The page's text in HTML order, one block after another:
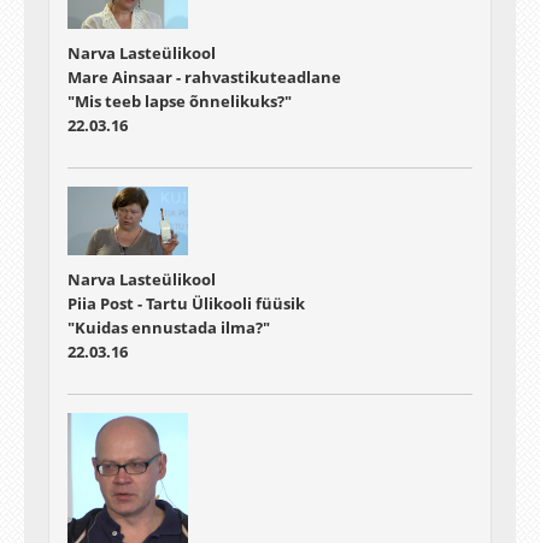
Narva Lasteülikool
Mare Ainsaar - rahvastikuteadlane
"Mis teeb lapse õnnelikuks?"
22.03.16
Narva Lasteülikool
Piia Post - Tartu Ülikooli füüsik
"Kuidas ennustada ilma?"
22.03.16